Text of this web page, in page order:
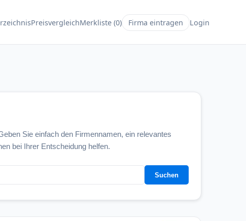
PreisvergleichMerkliste (0) Firma eintragen Login
Sie einfach den Firmennamen, ein relevantes
bei Ihrer Entscheidung helfen.
Suchen